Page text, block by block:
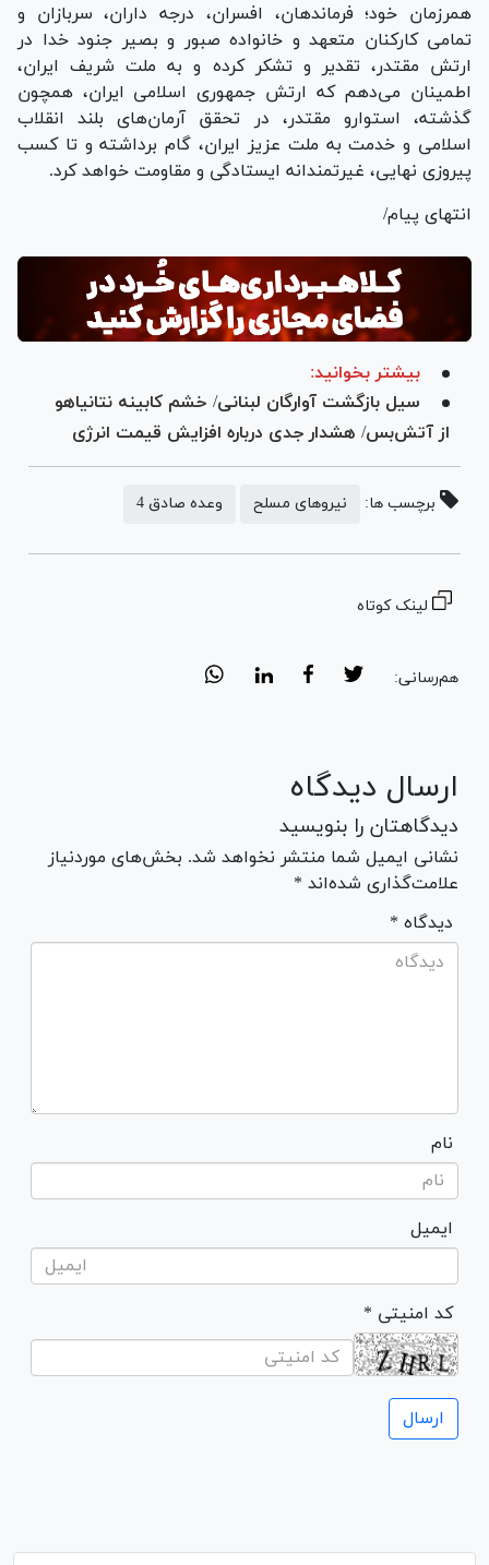
همرزمان خود؛ فرماندهان، افسران، درجه داران، سربازان و
تمامی کارکنان متعهد و خانواده صبور و بصیر جنود خدا در
ارتش مقتدر، تقدیر و تشکر کرده و به ملت شریف ایران،
اطمینان می‌دهم که ارتش جمهوری اسلامی ایران، همچون
گذشته، استوارو مقتدر، در تحقق آرمان‌های بلند انقلاب
اسلامی و خدمت به ملت عزیز ایران، گام برداشته و تا کسب
پیروزی نهایی، غیرتمندانه ایستادگی و مقاومت خواهد کرد.
انتهای پیام/
بیشتر بخوانید:
سیل بازگشت آوارگان لبنانی/ خشم کابینه نتانیاهو
از آتش‌بس/ هشدار جدی درباره افزایش قیمت انرژی
برچسب ها: نیروهای مسلح وعده صادق 4
لینک کوتاه
هم‌رسانی:
ارسال دیدگاه
دیدگاهتان را بنویسید
نشانی ایمیل شما منتشر نخواهد شد. بخش‌های موردنیاز
علامت‌گذاری شده‌اند *
* دیدگاه
نام
ایمیل
* کد امنیتی